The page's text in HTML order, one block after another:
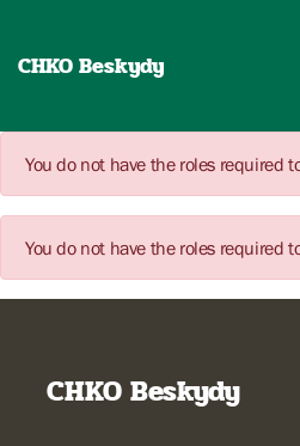
CHKO Beskydy
You do not have the roles required
You do not have the roles required
CHKO Beskydy